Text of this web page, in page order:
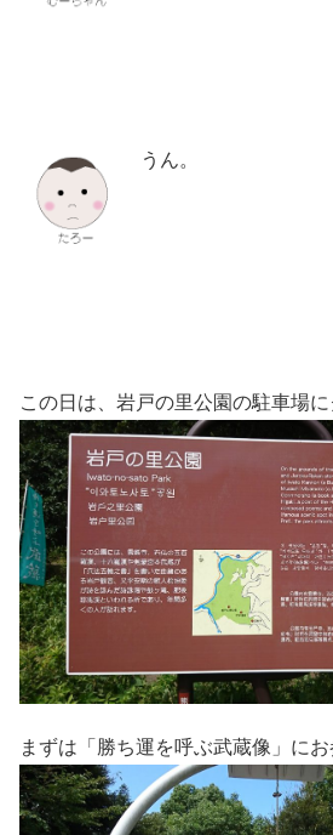
うん。
この日は、岩戸の里公園の駐車場に
まずは「勝ち運を呼ぶ武蔵像」にお